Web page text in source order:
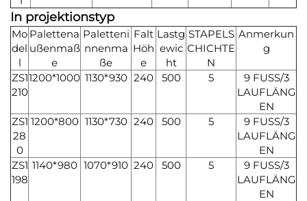
In projektionstyp
Mo
del
l
Palettena
ußenmaß
e
Paletteni
nnenma
ße
Falt
Höh
e
Lastg
ewic
ht
STAPELS
CHICHTE
N
Anmerkun
g
ZS1
210
1200*1000 1130*930 240 500 5
9 FUSS/3
LAUFLÄNG
EN
ZS1
28
0
1200*800 1130*730 240 500 5
9 FUSS/3
LAUFLÄNG
EN
ZS1
198
1140*980 1070*910 240 500 5
9 FUSS/3
LAUFLÄNG
EN